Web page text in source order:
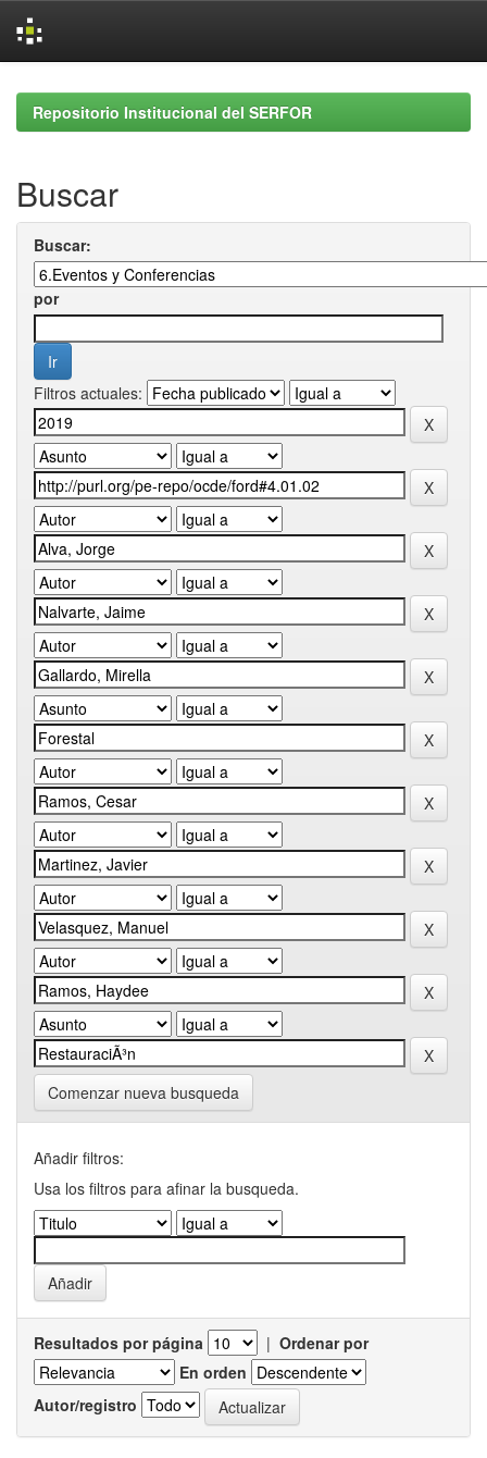
navigationRepositorio Institucional del SERFOR
Buscar
Buscar:
por
Filtros actuales:
Comenzar nueva busqueda
Añadir filtros:
Usa los filtros para afinar la busqueda.
Resultados por página | Ordenar por
En orden
Autor/registro